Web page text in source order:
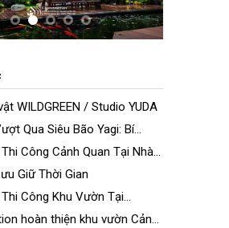
WILDGREEN / Studio YUDA
Qua Siêu Bão Yagi: Bí
Từ S Construction
Công Cảnh Quan Tại Nhà
Giữ Thời Gian
Công Khu Vườn Tại
hoàn thiện khu vườn Cảnh